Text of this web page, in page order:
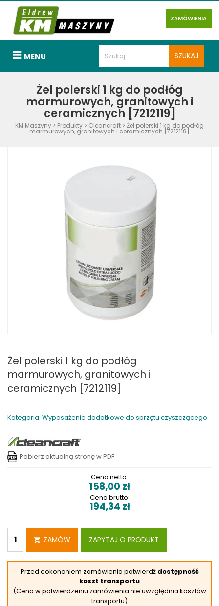
ZAMÓWIENIA
MENU
Żel polerski 1 kg do podłóg
marmurowych, granitowych i
ceramicznych [7212119]
KM Maszyny > Produkty > Cleancraft > Żel polerski 1 kg do podłóg
marmurowych, granitowych i ceramicznych [7212119]
Żel polerski 1 kg do podłóg
marmurowych, granitowych i
ceramicznych [7212119]
Kategoria: Wyposażenie dodatkowe do sprzętu czyszczącego
Pobierz aktualną stronę w PDF
Cena netto:
158,00 zł
Cena brutto:
194,34 zł
ZAMÓW ZAPYTAJ O PRODUKT
Przed dokonaniem zamówienia potwierdź dostępność
koszt transportu
(Cena w potwierdzeniu zamówienia nie uwzględnia kosztów
transportu)